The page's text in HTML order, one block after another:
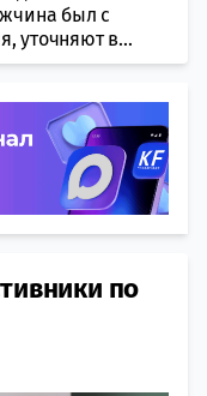
был с
уточняют в...
по